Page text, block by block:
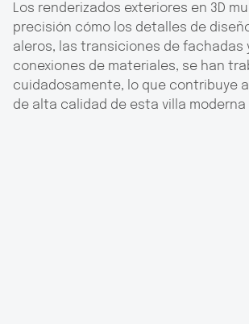
Los renderizados exteriores en 3D
precisión cómo los detalles de
aleros, las transiciones de fachadas
conexiones de materiales, se han
cuidadosamente, lo que contribuye
de alta calidad de esta villa moderna